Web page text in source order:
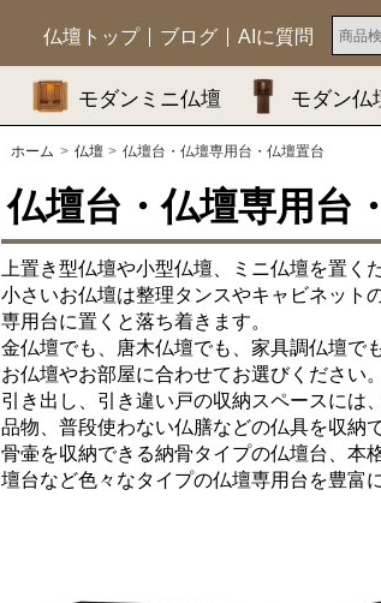
仏壇トップ ブログ AIに質問
モダンミニ仏壇 モダン仏
ホーム 仏壇 仏壇台・仏壇専用台・仏壇置台
仏壇台・仏壇専用台
上置き型仏壇や小型仏壇、ミニ仏壇を置く
小さいお仏壇は整理タンスやキャビネット
専用台に置くと落ち着きます。
金仏壇でも、唐木仏壇でも、家具調仏壇で
お仏壇やお部屋に合わせてお選びください。
引き出し、引き違い戸の収納スペースには
品物、普段使わない仏膳などの仏具を収納
骨壷を収納できる納骨タイプの仏壇台、本
壇台など色々なタイプの仏壇専用台を豊富